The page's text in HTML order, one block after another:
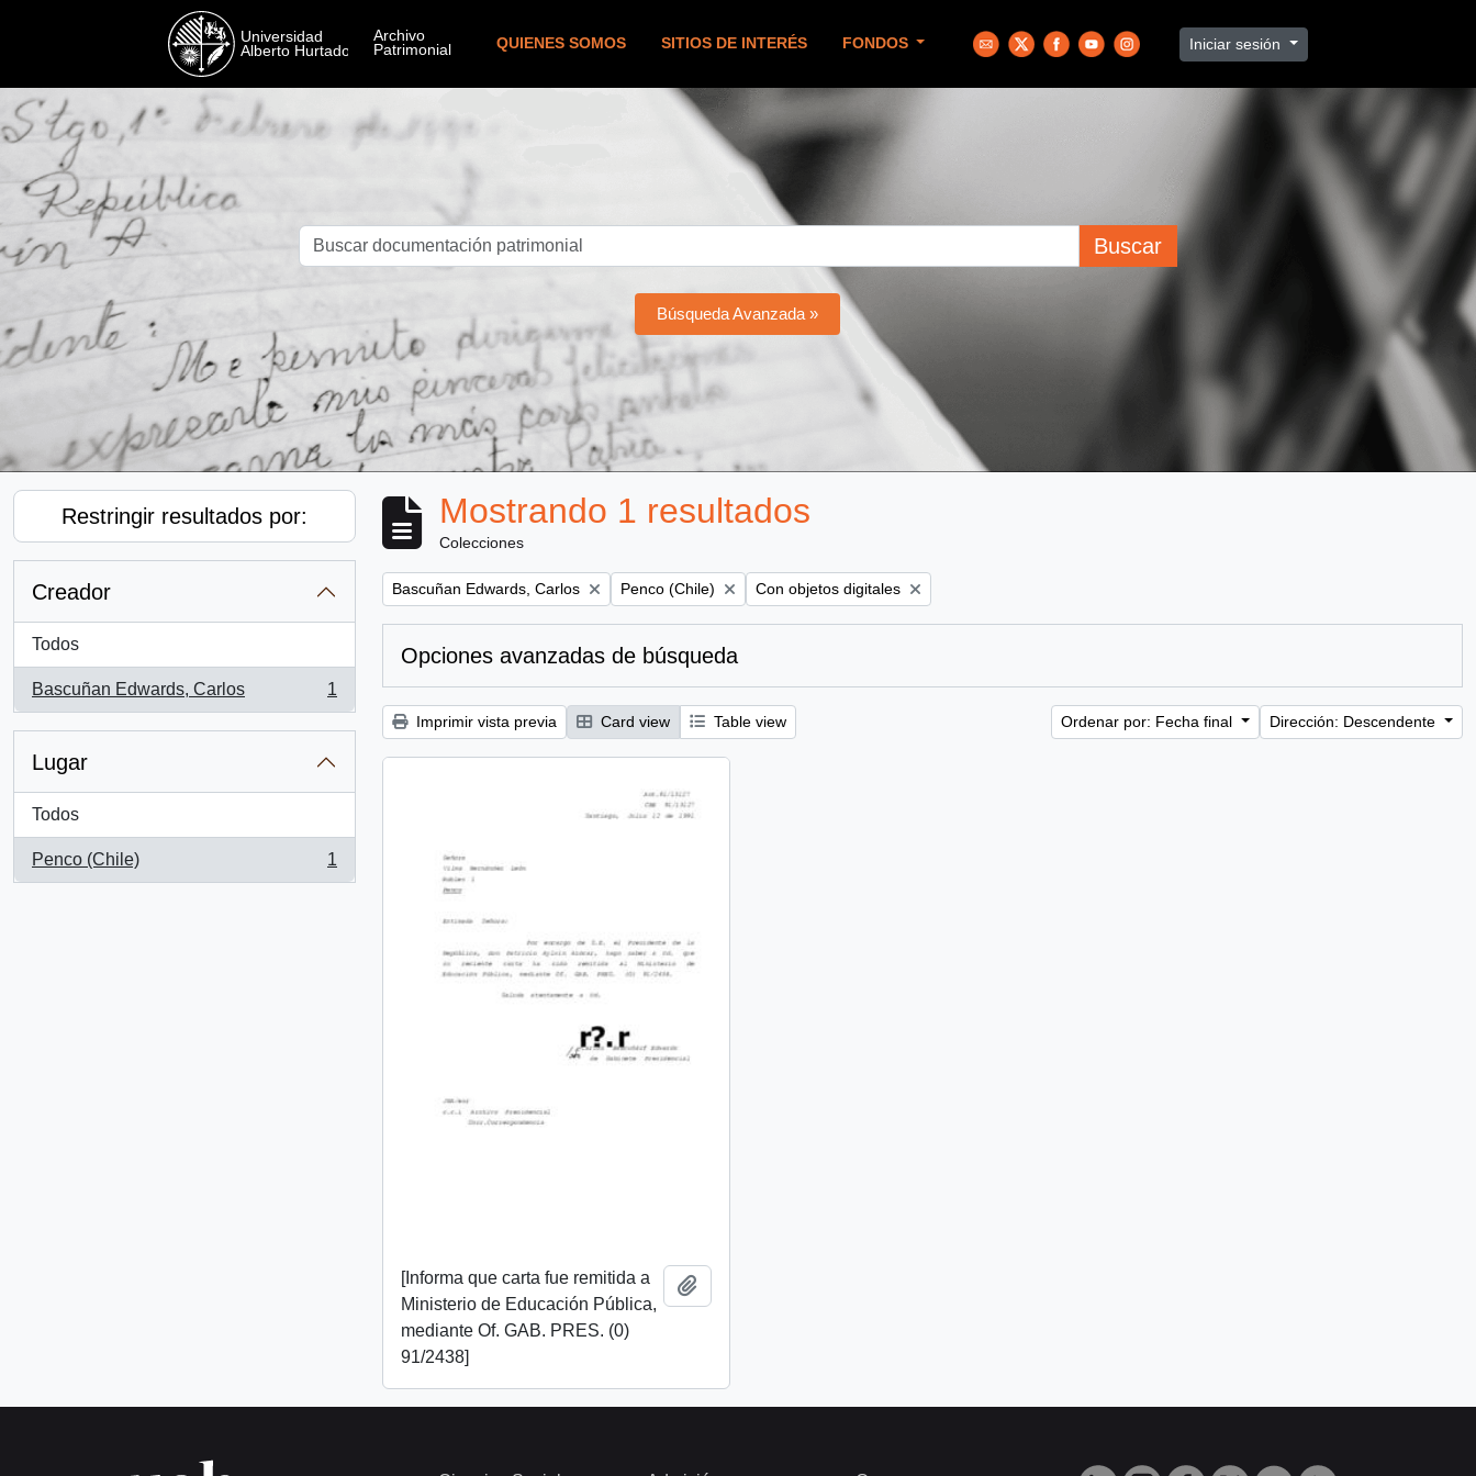
QUIENES SOMOS SITIOS DE INTERÉS FONDOS Iniciar sesión
Buscar
Búsqueda Avanzada »
Restringir resultados por:
Creador
Todos
Bascuñan Edwards, Carlos
, 1 resultados
1
Lugar
Todos
Penco (Chile)
, 1 resultados
1
Mostrando 1 resultados
Colecciones
Remove filter:
Bascuñan Edwards, Carlos Remove filter:
Penco (Chile) Remove filter:
Con objetos digitales
Opciones avanzadas de búsqueda
Imprimir vista previa Card view Table view Ordenar por: Fecha final Dirección: Descendente
[Informa que carta fue remitida a
Ministerio de Educación Pública,
mediante Of. GAB. PRES. (0)
91/2438]